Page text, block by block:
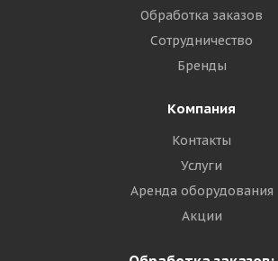
Обработка заказов
Сотрудничество
Бренды
Компания
Контакты
Услуги
Аренда оборудования
Акции